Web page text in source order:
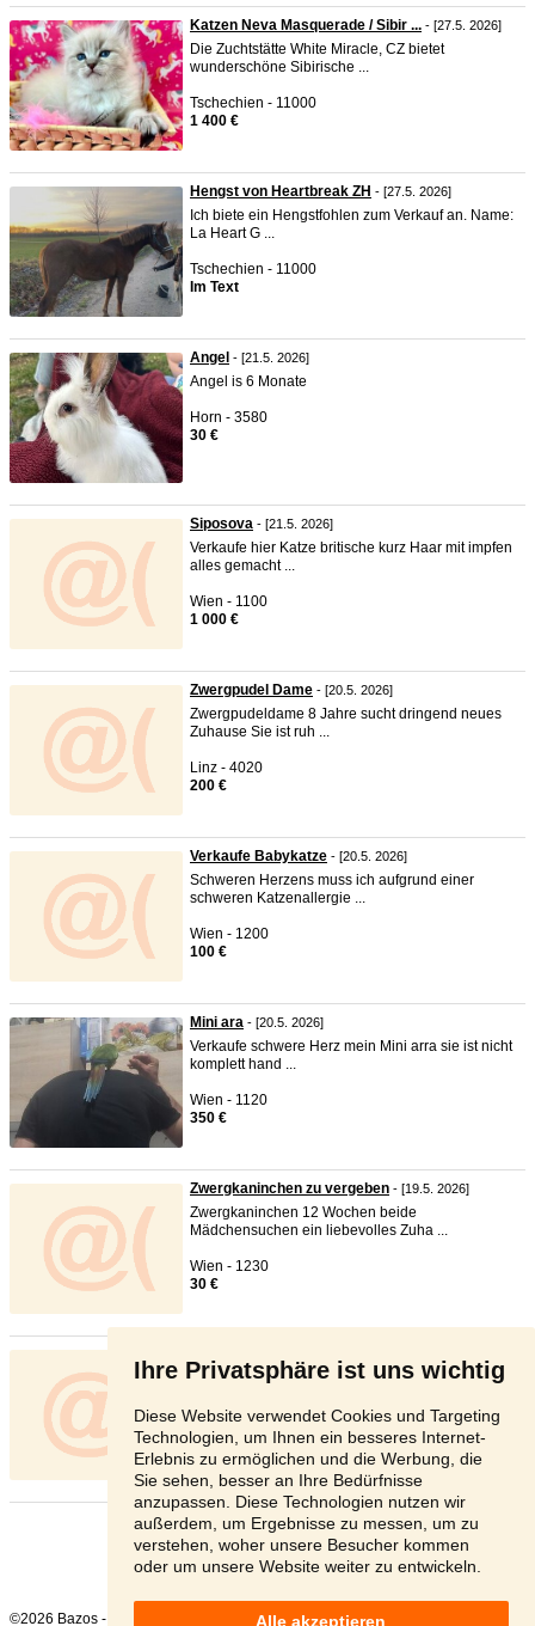
Ihre Privatsphäre ist uns wichtig
Diese Website verwendet Cookies und Targeting
Technologien, um Ihnen ein besseres Internet-
Erlebnis zu ermöglichen und die Werbung, die
Sie sehen, besser an Ihre Bedürfnisse
anzupassen. Diese Technologien nutzen wir
außerdem, um Ergebnisse zu messen, um zu
verstehen, woher unsere Besucher kommen
oder um unsere Website weiter zu entwickeln.
Alle akzeptieren
Katzen Neva Masquerade / Sibir ... - [27.5. 2026]
Die Zuchtstätte White Miracle, CZ bietet
wunderschöne Sibirische ...
Tschechien - 11000
1 400 €
Hengst von Heartbreak ZH - [27.5. 2026]
Ich biete ein Hengstfohlen zum Verkauf an. Name:
La Heart G ...
Tschechien - 11000
Im Text
Angel - [21.5. 2026]
Angel is 6 Monate
Horn - 3580
30 €
Siposova - [21.5. 2026]
Verkaufe hier Katze britische kurz Haar mit impfen
alles gemacht ...
Wien - 1100
1 000 €
Zwergpudel Dame - [20.5. 2026]
Zwergpudeldame 8 Jahre sucht dringend neues
Zuhause Sie ist ruh ...
Linz - 4020
200 €
Verkaufe Babykatze - [20.5. 2026]
Schweren Herzens muss ich aufgrund einer
schweren Katzenallergie ...
Wien - 1200
100 €
Mini ara - [20.5. 2026]
Verkaufe schwere Herz mein Mini arra sie ist nicht
komplett hand ...
Wien - 1120
350 €
Zwergkaninchen zu vergeben - [19.5. 2026]
Zwergkaninchen 12 Wochen beide
Mädchensuchen ein liebevolles Zuha ...
Wien - 1230
30 €
Wir würden ab sofort eine baby katze suchen
Wiener Neustadt - 2700
150 €
Seite:Vorherige 6 7 8 Nächste
©2026 Bazos -